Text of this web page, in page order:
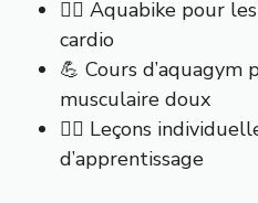
🚴‍♀️ Aquabike pour
cardio
💪 Cours
musculaire doux
🏊‍♂️ Leçons
d’apprentissage